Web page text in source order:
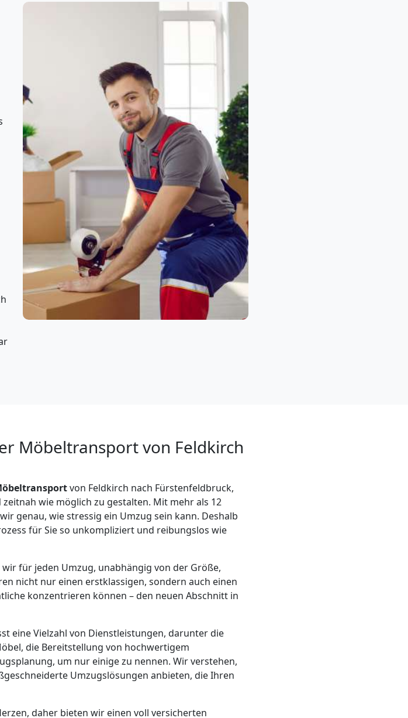
Möbeltransport von Feldkirch
von Feldkirch nach Fürstenfeldbruck,
wie möglich zu gestalten. Mit mehr als 12
genau, wie stressig ein Umzug sein kann. Deshalb
für Sie so unkompliziert und reibungslos wie
für jeden Umzug, unabhängig von der Größe,
nicht nur einen erstklassigen, sondern auch einen
konzentrieren können – den neuen Abschnitt in
eine Vielzahl von Dienstleistungen, darunter die
die Bereitstellung von hochwertigem
um nur einige zu nennen. Wir verstehen,
Umzugslösungen anbieten, die Ihren
daher bieten wir einen voll versicherten